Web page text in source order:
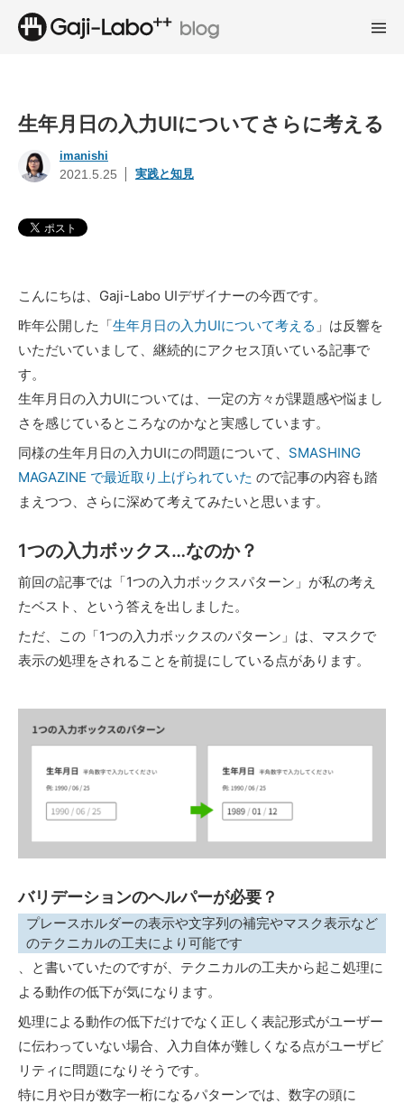
生年月日の入力UIについてさらに考える
imanishi
2021.5.25 実践と知見
こんにちは、Gaji-Labo UIデザイナーの今西です。
昨年公開した「生年月日の入力UIについて考える 」は反響を
いただいていまして、継続的にアクセス頂いている記事で
す。
生年月日の入力UIについては、一定の方々が課題感や悩まし
さを感じているところなのかなと実感しています。
同様の生年月日の入力UIにの問題について、 SMASHING
MAGAZINE で最近取り上げられていた ので記事の内容も踏
まえつつ、さらに深めて考えてみたいと思います。
1つの入力ボックス…なのか？
前回の記事では「1つの入力ボックスパターン」が私の考え
たベスト、という答えを出しました。
ただ、この「1つの入力ボックスのパターン」は、マスクで
表示の処理をされることを前提にしている点があります。
バリデーションのヘルパーが必要？
プレースホルダーの表示や文字列の補完やマスク表示など
のテクニカルの工夫により可能です
、と書いていたのですが、テクニカルの工夫から起こ処理に
よる動作の低下が気になります。
処理による動作の低下だけでなく正しく表記形式がユーザー
に伝わっていない場合、入力自体が難しくなる点がユーザビ
リティに問題になりそうです。
特に月や日が数字一桁になるパターンでは、数字の頭に